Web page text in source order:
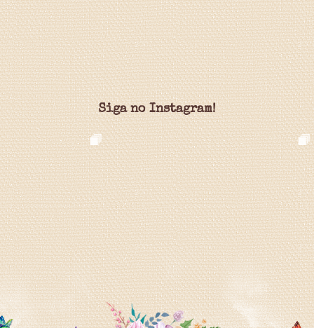
Siga no Instagram!